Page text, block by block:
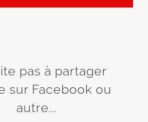
pas à partager
sur Facebook ou
autre...